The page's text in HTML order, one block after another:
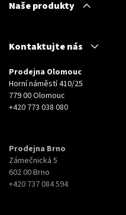
Naše produkty
Kontaktujte nás
Prodejna Olomouc
Horní náměstí 410/25
779 00 Olomouc
+420 773 038 080
Prodejna Brno
Zámečnická 5
602 00 Brno
+420 737 084 594